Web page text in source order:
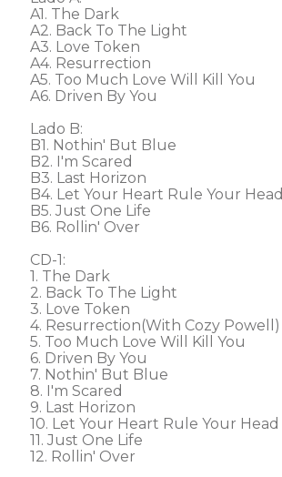
A1. The Dark
A2. Back To The Light
A3. Love Token
A4. Resurrection
A5. Too Much Love Will Kill You
A6. Driven By You
Lado B:
B1. Nothin' But Blue
B2. I'm Scared
B3. Last Horizon
B4. Let Your Heart Rule Your Head
B5. Just One Life
B6. Rollin' Over
CD-1:
1. The Dark
2. Back To The Light
3. Love Token
4. Resurrection(With Cozy Powell)
5. Too Much Love Will Kill You
6. Driven By You
7. Nothin' But Blue
8. I'm Scared
9. Last Horizon
10. Let Your Heart Rule Your Head
11. Just One Life
12. Rollin' Over